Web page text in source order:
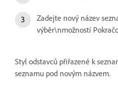
Zadejte nový název
výběr\nmožností
Styl odstavců přiřazené k
seznamu pod novým názvem.